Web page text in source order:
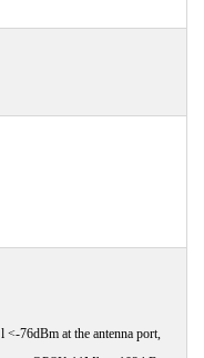
l<-76dBm at the antenna port,